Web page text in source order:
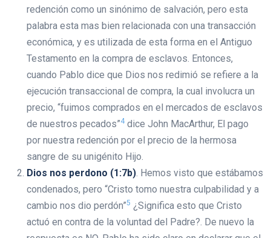
redención como un sinónimo de salvación, pero esta
palabra esta mas bien relacionada con una transacción
económica, y es utilizada de esta forma en el Antiguo
Testamento en la compra de esclavos. Entonces,
cuando Pablo dice que Dios nos redimió se refiere a la
ejecución transaccional de compra, la cual involucra un
precio, “fuimos comprados en el mercados de esclavos
de nuestros pecados”4 dice John MacArthur, El pago
por nuestra redención por el precio de la hermosa
sangre de su unigénito Hijo.
Dios nos perdono (1:7b). Hemos visto que estábamos
condenados, pero “Cristo tomo nuestra culpabilidad y a
cambio nos dio perdón”5 ¿Significa esto que Cristo
actuó en contra de la voluntad del Padre?. De nuevo la